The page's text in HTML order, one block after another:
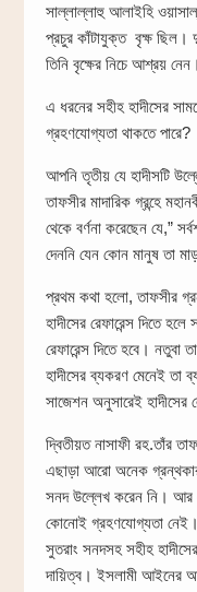
সাল্লাল্লাহু আলাইহি
প্রচুর কাঁটাযুক্ত বৃক্ষ ছিল।
তিনি বৃক্ষের নিচে আশ্রয়
এ ধরনের সহীহ হাদীসের
গ্রহণযোগ্যতা থাকতে পারে?
আপনি তৃতীয় যে হাদীসটি
তাফসীর মাদারিক গ্রন্হে
থেকে বর্ণনা করেছেন যে,”
দেননি যেন কোন মানুষ তা
প্রথম কথা হলো, তাফসীর
হাদীসের রেফারেন্স দিতে
রেফারেন্স দিতে হবে। নতুবা
হাদীসের ব্যকরণ মেনেই তা
সাজেশন অনুসারেই হাদীসের
দ্বিতীয়ত নাসাফী রহ.তাঁর
এছাড়া আরো অনেক
সনদ উল্লেখ করেন নি। আর
কোনোই গ্রহণযোগ্যতা নেই।
সুতরাং সনদসহ সহীহ
দায়িত্ব। ইসলামী আইনের